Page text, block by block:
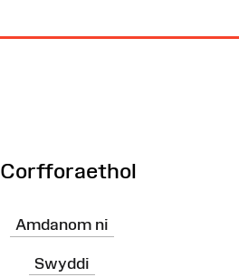
Corfforaethol
Amdanom ni
Swyddi